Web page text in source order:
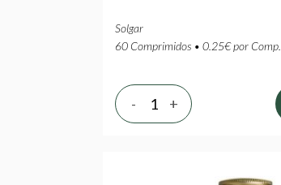
Solgar
60 Comprimidos • 0.25€ por Comp.
+
-